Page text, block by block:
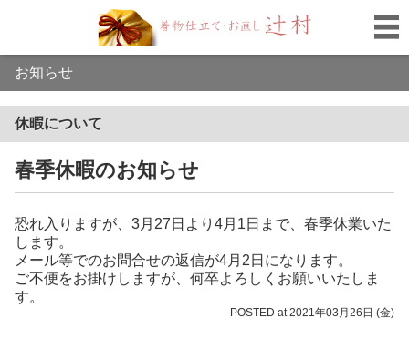
お知らせ
休暇について
春季休暇のお知らせ
恐れ入りますが、3月27日より4月1日まで、春季休業いた
します。
メール等でのお問合せの返信が4月2日になります。
ご不便をお掛けしますが、何卒よろしくお願いいたしま
す。
POSTED at 2021年03月26日 (金)